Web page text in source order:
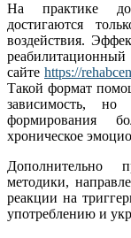
На практике
достигаются
воздействия.
сайте https://
Такой формат
зависимость,
формирования
хроническое
Дополнительно
методики,
реакции на
употреблению и